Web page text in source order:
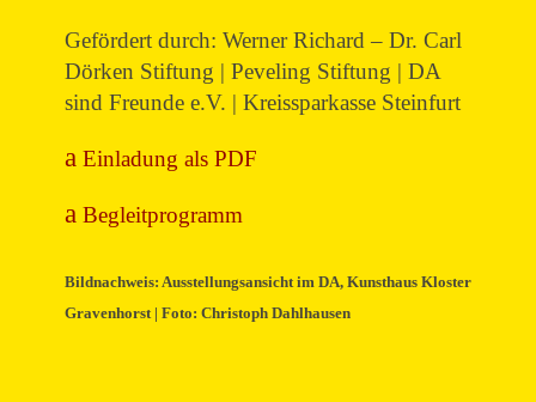
Gefördert durch: Werner Richard – Dr. Carl
Dörken Stiftung | Peveling Stiftung | DA
sind Freunde e.V. | Kreissparkasse Steinfurt
Einladung als PDF
Begleitprogramm
Bildnachweis: Ausstellungsansicht im DA, Kunsthaus Kloster
Gravenhorst | Foto: Christoph Dahlhausen